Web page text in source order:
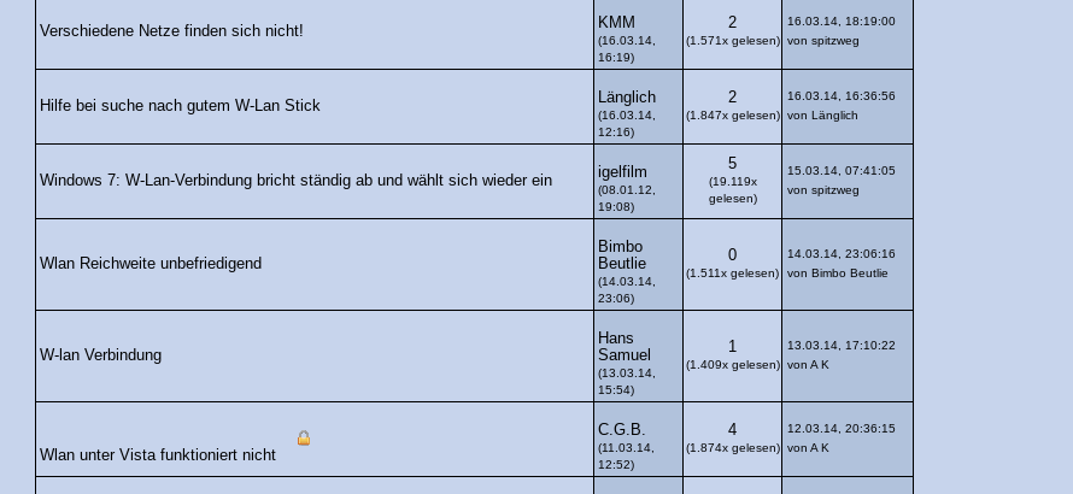
Verschiedene Netze finden sich nicht!
KMM
(16.03.14,
16:19)
2
(1.571x gelesen)
16.03.14, 18:19:00
von spitzweg
Hilfe bei suche nach gutem W-Lan Stick
Länglich
(16.03.14,
12:16)
2
(1.847x gelesen)
16.03.14, 16:36:56
von Länglich
Windows 7: W-Lan-Verbindung bricht ständig ab und wählt sich wieder ein
igelfilm
(08.01.12,
19:08)
5
(19.119x
gelesen)
15.03.14, 07:41:05
von spitzweg
Wlan Reichweite unbefriedigend
Bimbo
Beutlie
(14.03.14,
23:06)
0
(1.511x gelesen)
14.03.14, 23:06:16
von Bimbo Beutlie
W-lan Verbindung
Hans
Samuel
(13.03.14,
15:54)
1
(1.409x gelesen)
13.03.14, 17:10:22
von A K
Wlan unter Vista funktioniert nicht
C.G.B.
(11.03.14,
12:52)
4
(1.874x gelesen)
12.03.14, 20:36:15
von A K